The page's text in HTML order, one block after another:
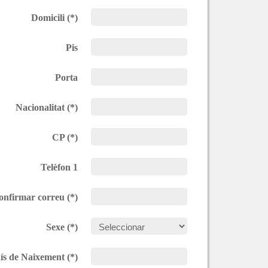
Domicili (*)
Pis
Porta
Nacionalitat (*)
CP (*)
Telèfon 1
correu (*)
Sexe (*)
de Naixement (*)